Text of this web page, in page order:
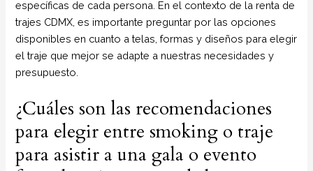
específicas de cada persona. En el contexto de la renta de
trajes CDMX, es importante preguntar por las opciones
disponibles en cuanto a telas, formas y diseños para elegir
el traje que mejor se adapte a nuestras necesidades y
presupuesto.
¿Cuáles son las recomendaciones
para elegir entre smoking o traje
para asistir a una gala o evento